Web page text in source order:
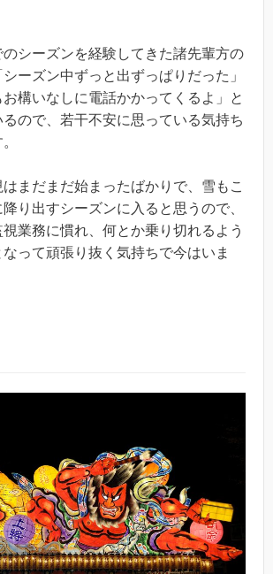
シーズンを経験してきた諸先輩方の
ーズン中ずっと出ずっぱりだった」
構いなしに電話かかってくるよ」と
ので、若干不安に思っている気持ち
まだまだ始まったばかりで、雪もこ
り出すシーズンに入ると思うので、
業務に慣れ、何とか乗り切れるよう
って頑張り抜く気持ちで今はいま